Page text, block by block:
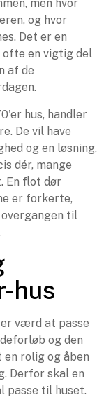
men hvor
og hvor
Det er en
ofte en vigtig del
af de
hus, handler
De vil have
og en løsning,
dér, mange
En flot dør
er forkerte,
til
hus
værd at passe
og den
rolig og åben
Derfor skal en
passe til huset.